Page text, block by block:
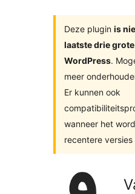
Deze plugin is
laatste drie
WordPress.
meer
Er kunnen ook
wanneer het
recentere versies